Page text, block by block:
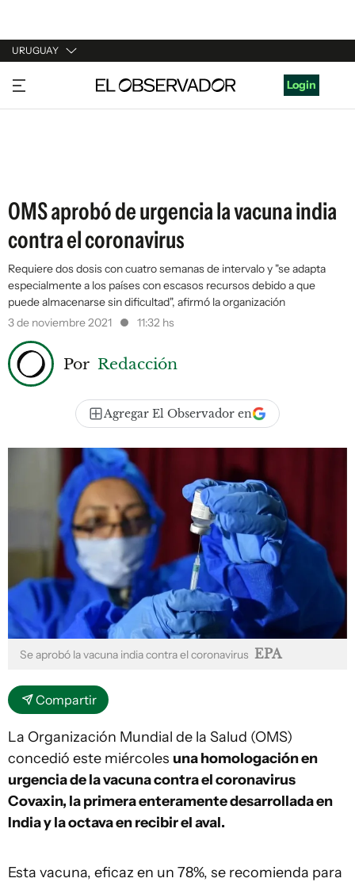
URUGUAY
URUGUAY
ARGENTINA
Login
OMS aprobó de urgencia la vacuna india
contra el coronavirus
Requiere dos dosis con cuatro semanas de intervalo y "se adapta
especialmente a los países con escasos recursos debido a que
puede almacenarse sin dificultad", afirmó la organización
3 de noviembre 2021
11:32 hs
Por Redacción
Agregar El Observador en
Se aprobó la vacuna india contra el coronavirus EPA
Compartir
La Organización Mundial de la Salud (OMS)
concedió este miércoles una homologación en
urgencia de la vacuna contra el coronavirus
Covaxin, la primera enteramente desarrollada en
India y la octava en recibir el aval.
Esta vacuna, eficaz en un 78%, se recomienda para